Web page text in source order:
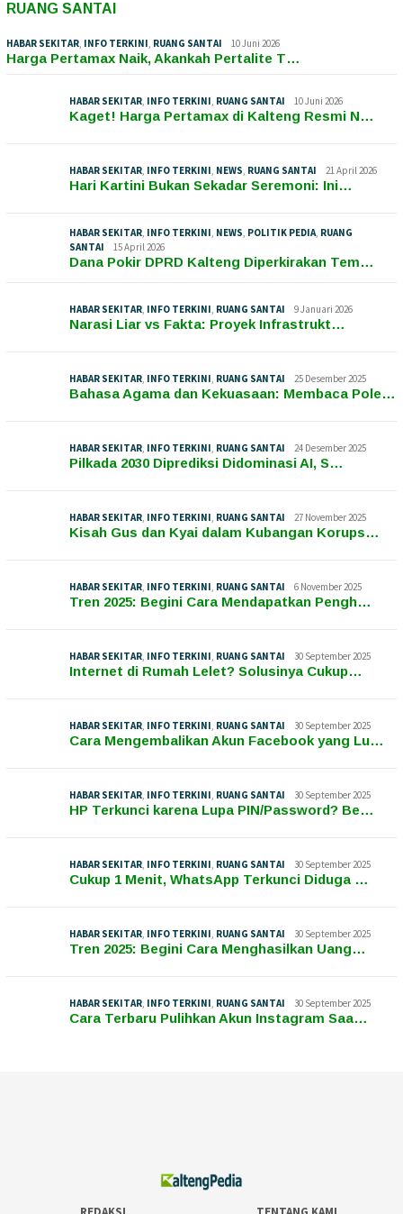
RUANG SANTAI
HABAR SEKITAR, INFO TERKINI, RUANG SANTAI 10 Juni 2026
Harga Pertamax Naik, Akankah Pertalite T…
HABAR SEKITAR, INFO TERKINI, RUANG SANTAI 10 Juni 2026
Kaget! Harga Pertamax di Kalteng Resmi N…
HABAR SEKITAR, INFO TERKINI, NEWS, RUANG SANTAI 21 April 2026
Hari Kartini Bukan Sekadar Seremoni: Ini…
HABAR SEKITAR, INFO TERKINI, NEWS, POLITIK PEDIA, RUANG
SANTAI
15 April 2026
Dana Pokir DPRD Kalteng Diperkirakan Tem…
HABAR SEKITAR, INFO TERKINI, RUANG SANTAI 9 Januari 2026
Narasi Liar vs Fakta: Proyek Infrastrukt…
HABAR SEKITAR, INFO TERKINI, RUANG SANTAI 25 Desember 2025
Bahasa Agama dan Kekuasaan: Membaca Pole…
HABAR SEKITAR, INFO TERKINI, RUANG SANTAI 24 Desember 2025
Pilkada 2030 Diprediksi Didominasi AI, S…
HABAR SEKITAR, INFO TERKINI, RUANG SANTAI 27 November 2025
Kisah Gus dan Kyai dalam Kubangan Korups…
HABAR SEKITAR, INFO TERKINI, RUANG SANTAI 6 November 2025
Tren 2025: Begini Cara Mendapatkan Pengh…
HABAR SEKITAR, INFO TERKINI, RUANG SANTAI 30 September 2025
Internet di Rumah Lelet? Solusinya Cukup…
HABAR SEKITAR, INFO TERKINI, RUANG SANTAI 30 September 2025
Cara Mengembalikan Akun Facebook yang Lu…
HABAR SEKITAR, INFO TERKINI, RUANG SANTAI 30 September 2025
HP Terkunci karena Lupa PIN/Password? Be…
HABAR SEKITAR, INFO TERKINI, RUANG SANTAI 30 September 2025
Cukup 1 Menit, WhatsApp Terkunci Diduga …
HABAR SEKITAR, INFO TERKINI, RUANG SANTAI 30 September 2025
Tren 2025: Begini Cara Menghasilkan Uang…
HABAR SEKITAR, INFO TERKINI, RUANG SANTAI 30 September 2025
Cara Terbaru Pulihkan Akun Instagram Saa…